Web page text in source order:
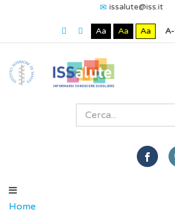
issalute@iss.it
Aa Aa Aa A-
Home